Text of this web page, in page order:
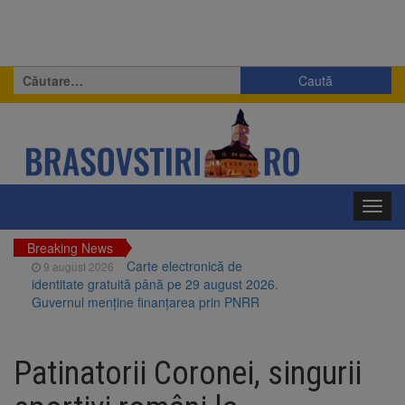
Caută
după:
Breaking News
9 august 2026
Carte electronică de
identitate gratuită până pe 29 august 2026.
Guvernul menține finanțarea prin PNRR
Brașovului vor fi restaurate. Contractul de
finanțare a fost semnat
Patinatorii Coronei, singurii